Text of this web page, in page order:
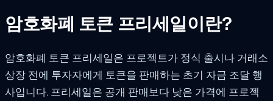
암호화폐 토큰 프리세일이란?
암호화폐 토큰 프리세일은 프로젝트가 정식 출시나 거래소
상장 전에 투자자에게 토큰을 판매하는 초기 자금 조달 행
사입니다. 프리세일은 공개 판매보다 낮은 가격에 프로젝